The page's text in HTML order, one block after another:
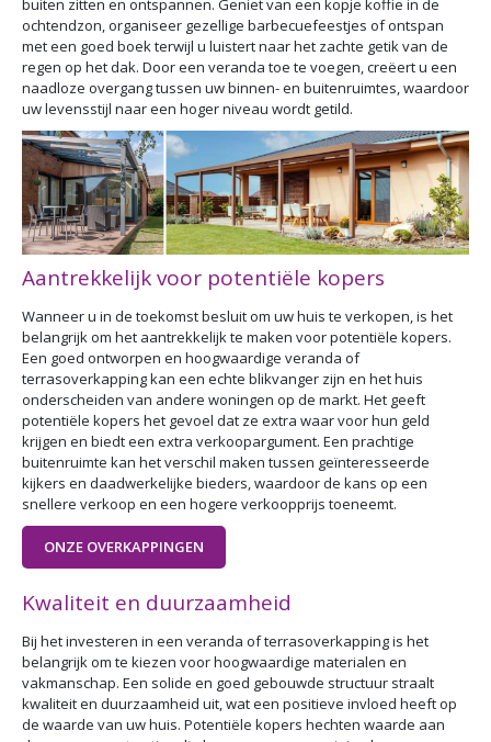
ochtendzon, organiseer gezellige barbecuefeestjes of ontspan
met een goed boek terwijl u luistert naar het zachte getik van de
regen op het dak. Door een veranda toe te voegen, creëert u een
naadloze overgang tussen uw binnen- en buitenruimtes, waardoor
uw levensstijl naar een hoger niveau wordt getild.
Aantrekkelijk voor potentiële kopers
Wanneer u in de toekomst besluit om uw huis te verkopen, is het
belangrijk om het aantrekkelijk te maken voor potentiële kopers.
Een goed ontworpen en hoogwaardige veranda of
terrasoverkapping kan een echte blikvanger zijn en het huis
onderscheiden van andere woningen op de markt. Het geeft
potentiële kopers het gevoel dat ze extra waar voor hun geld
krijgen en biedt een extra verkoopargument. Een prachtige
buitenruimte kan het verschil maken tussen geïnteresseerde
kijkers en daadwerkelijke bieders, waardoor de kans op een
snellere verkoop en een hogere verkoopprijs toeneemt.
ONZE OVERKAPPINGEN
Kwaliteit en duurzaamheid
Bij het investeren in een veranda of terrasoverkapping is het
belangrijk om te kiezen voor hoogwaardige materialen en
vakmanschap. Een solide en goed gebouwde structuur straalt
kwaliteit en duurzaamheid uit, wat een positieve invloed heeft op
de waarde van uw huis. Potentiële kopers hechten waarde aan